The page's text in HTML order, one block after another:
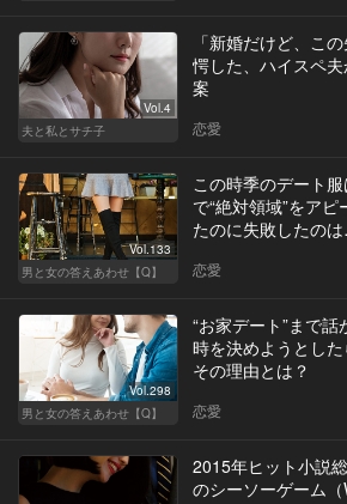
Vol.4
夫と私とサチ子
「新婚だけど、こ
愕した、ハイスペ
案
恋愛
Vol.133
男と女の答えあわせ【Q】
この時季のデート
で“絶対領域”をア
たのに失敗したの
恋愛
Vol.298
男と女の答えあわせ【Q】
“お家デート”まで
時を決めようとした
その理由とは？
恋愛
2015年ヒット小説
のシーソーゲーム